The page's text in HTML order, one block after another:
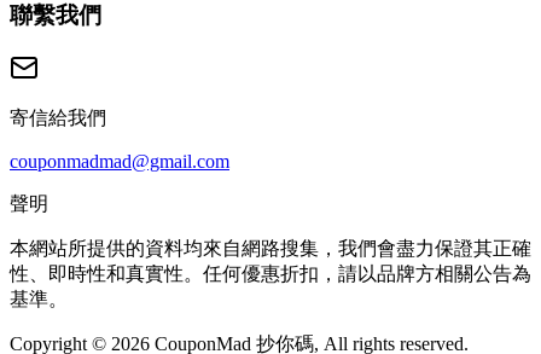
聯繫我們
寄信給我們
couponmadmad@gmail.com
聲明
本網站所提供的資料均來自網路搜集，我們會盡力保證其正確
性、即時性和真實性。任何優惠折扣，請以品牌方相關公告為
基準。
Copyright © 2026 CouponMad 抄你碼, All rights reserved.